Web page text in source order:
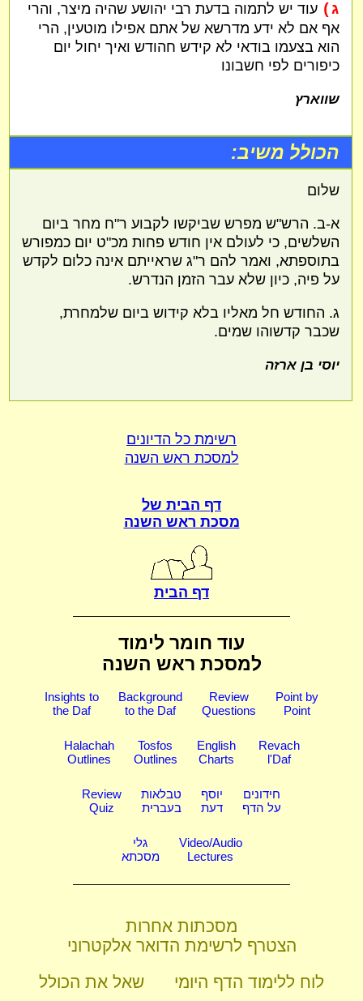
ג) עוד יש לתמוה בדעת רבי יהושע שהיה מיצר, והרי
אף אם לא ידע מדרשא של אתם אפילו מוטעין, הרי
הוא בצעמו בודאי לא קידש חהודש ואיך יחול יום
כיפורים לפי חשבונו
שווארץ
הכולל משיב:
שלום
א-ב. הרש"ש מפרש שביקשו לקבוע ר"ח מחר ביום
השלשים, כי לעולם אין חודש פחות מכ"ט יום כמפורש
בתוספתא, ואמר להם ר"ג שראייתם אינה כלום לקדש
על פיה, כיון שלא עבר הזמן הנדרש.
ג. החודש חל מאליו בלא קידוש ביום שלמחרת,
שכבר קדשוהו שמים.
יוסי בן ארזה
רשימת כל הדיונים
למסכת ראש השנה
דף הבית של
מסכת ראש השנה
דף הבית
עוד חומר לימוד
למסכת ראש השנה
Insights to
the Daf
Background
to the Daf
Review
Questions
Point by
Point
Halachah
Outlines
Tosfos
Outlines
English
Charts
Revach
l'Daf
Review
Quiz
טבלאות
בעברית
יוסף
דעת
חידונים
על הדף
גלי
מסכתא
Video/Audio
Lectures
מסכתות אחרות
הצטרף לרשימת הדואר אלקטרוני
שאל את הכולל
לוח ללימוד הדף היומי